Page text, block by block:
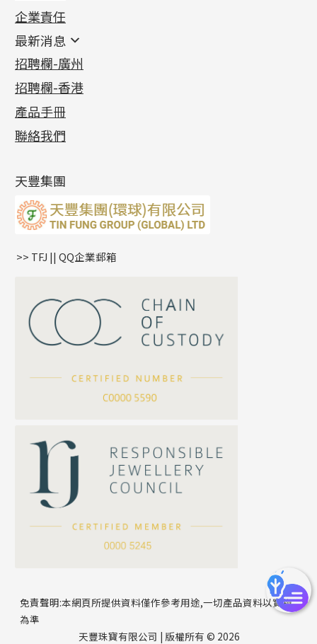
公司名稱
聯絡電話
珠仔鏈
镶口链
管狀網鏈
十字車花鏈系列
十字閃O鏈系列
十字錘打鏈系列
側身車花鏈系列
側身鏈系列
雙十字鏈系列
水波鏈系列
蛇骨鏈系列
鏈尾系列
嘴唇鏈系列
S車花鏈系列
珍珠鏈系列
坦克鏈系列
滿天星鏈系列
方假繩鏈系列
首飾配件
耳環類配件
卷迫系列
螺絲迫系列
梅花迫系列
平臺迫系列
綫拍系列
美拍系列
耳環扣系列
耳綫/耳鈎系列
耳環爪頭
耳環
鏈類配件
動感車花吊墜
調節珠系列
生圈扣系列
龍蝦扣系列
鴨俐制系列
字母吊墜
相盒吊墜
項鏈吊墜
生肖吊墜
星座吊墜
珠扣
其他類配件
珠盤系列
袖口鈕系列
焊片及鐳射綫
空心車花管
珠類配件
無孔光身珠
空心光身珠
無孔批花珠
鑲口類
四爪頭系列
六爪頭系列
車花片
動感車花片
鑲口戒指
鑲口手鏈系列
首飾系列
手镯系列
戒指系列
空心耳環
空心车花管首饰链
空心手鐲系列
貴金屬原料
千足金
記憶金屬系列
記憶戒指
拉簧珠珠手鏈
記憶鈦手鐲
企業責任
最新消息
最新消息
各項證書(2)
相片集(9)
展覽會資訊
最新產品資訊
招聘欄-廣州
招聘欄-香港
產品手冊
聯絡我們
天豐集團
>> TFJ || QQ企業郵箱
免責聲明:本網頁所提供資料僅作參考用途,一切產品資料以實物
為準
天豐珠寶有限公司 | 版權所有 © 2026